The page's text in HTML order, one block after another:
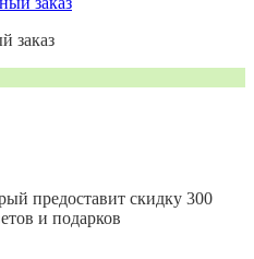
заказ
предоставит скидку 300
и подарков